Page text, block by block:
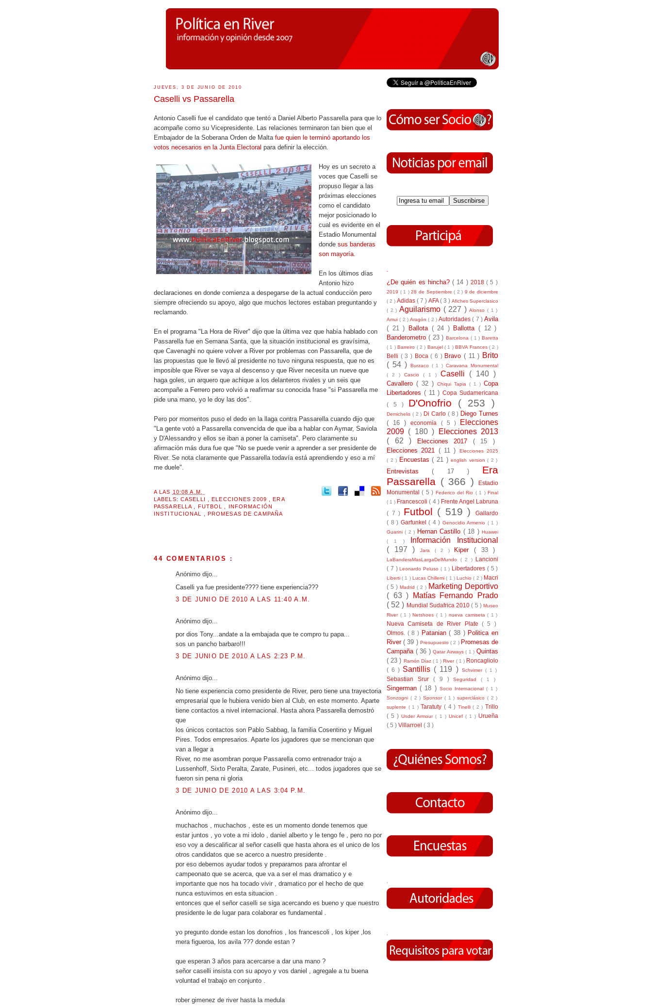
JUEVES, 3 DE JUNIO DE 2010
Caselli vs Passarella
Antonio Caselli fue el candidato que tentó a Daniel Alberto Passarella para que lo
acompañe como su Vicepresidente. Las relaciones terminaron tan bien que el
Embajador de la Soberana Orden de Malta fue quien le terminó aportando los
votos necesarios en la JuntaElectoral para definir la elección.
Hoy es un secreto a
voces que Caselli se
propuso llegar a las
próximas elecciones
como el candidato
mejor posicionado lo
cual es evidente en el
Estadio Monumental
donde sus banderas
son mayoría.
En los últimos días
Antonio hizo
declaraciones en donde comienza a despegarse de la actual conducción pero
siempre ofreciendo su apoyo, algo que muchos lectores estaban preguntando y
reclamando.
En el programa "La Hora de River" dijo que la última vez que había hablado con
Passarella fue en Semana Santa, que la situación institucional es gravísima,
que Cavenaghi no quiere volver a River por problemas con Passarella, que de
las propuestas que le llevó al presidente no tuvo ninguna respuesta, que no es
imposible que River se vaya al descenso y que River necesita un nueve que
haga goles, un arquero que achique a los delanteros rivales y un seis que
acompañe a Ferrero pero volvió a reafirmar su conocida frase "si Passarella me
pide una mano, yo le doy las dos".
Pero por momentos puso el dedo en la llaga contra Passarella cuando dijo que
"La gente votó a Passarella convencida de que iba a hablar con Aymar, Saviola
y D'Alessandro y ellos se iban a poner la camiseta". Pero claramente su
afirmación más dura fue que "No se puede venir a aprender a ser presidente de
River. Se nota claramente que Passarella todavía está aprendiendo y eso a mí
me duele".
A LAS 10:08 A.M.
LABELS: CASELLI ,ELECCIONES 2009 ,ERA
PASSARELLA
FUTBOL
INFORMACIÓN
INSTITUCIONAL
PROMESAS DE CAMPAÑA
44 COMENTARIOS :
Anónimo dijo...
Caselli ya fue presidente???? tiene experiencia???
3 DE JUNIO DE 2010 A LAS 11:40 A.M.
Anónimo dijo...
por dios Tony...andate a la embajada que te compro tu papa...
sos un pancho barbaro!!!
3 DE JUNIO DE 2010 A LAS 2:23 P.M.
Anónimo dijo...
No tiene experiencia como presidente de River, pero tiene una trayectoria
empresarial que le hubiera venido bien al Club, en este momento. Aparte
tiene contactos a nivel internacional. Hasta ahora Passarella demostró
que
los únicos contactos son Pablo Sabbag, la familia Cosentino y Miguel
Pires. Todos empresarios. Aparte los jugadores que se mencionan que
van a llegar a
River, no me asombran porque Passarella como entrenador trajo a
Lussenhoff, Sixto Peralta, Zarate, Pusineri, etc... todos jugadores que se
fueron sin pena ni gloria
3 DE JUNIO DE 2010 A LAS 3:04 P.M.
Anónimo dijo...
muchachos , muchachos , este es un momento donde tenemos que
estar juntos , yo vote a mi idolo , daniel alberto y le tengo fe , pero no por
eso voy a descalificar al señor caselli que hasta ahora es el unico de los
otros candidatos que se acerco a nuestro presidente .
por eso debemos ayudar todos y prepararnos para afrontar el
campeonato que se acerca, que va a ser el mas dramatico y e
importante que nos ha tocado vivir , dramatico por el hecho de que
nunca estuvimos en esta situacion .
entonces que el señor caselli se siga acercando es bueno y que nuestro
presidente le de lugar para colaborar es fundamental .
yo pregunto donde estan los donofrios , los francescoli , los kiper ,los
mera figueroa, los avila ??? donde estan ?
que esperan 3 años para acercarse a dar una mano ?
señor caselli insista con su apoyo y vos daniel , agregale a tu buena
voluntad el trabajo en conjunto .
rober gimenez de river hasta la medula
-
¿De quién es hincha?( 14 ) 2018( 5 )
2019 ( 1 )28 de Septiembre( 2 ) 9 de diciembre
( 2 ) Adidas ( 7 ) AFA( 3 ) Afiches Superclasico
( 2 ) Aguilarismo ( 227 )Alonso( 1 )
Amui( 2 ) Aragón( 2 ) Autoridades( 7 ) Avila
( 21 )
Ballota ( 24 ) Ballotta( 12 )
Banderometro ( 23 ) Barcelona ( 1 ) Baretta
( 1 )Barreiro ( 2 ) Barujel ( 1 )BBVA Frances ( 2 )
Belli ( 3 ) Boca( 6 ) Bravo( 11 ) Brito
( 54 )
Burzaco ( 1 )Caravana Monumental
( 2 ) Cascio ( 1 ) Caselli ( 140 )
Cavallero ( 32 ) Chiqui Tapia ( 1 ) Copa
Libertadores ( 11 )Copa Sudamericana
( 5 ) D'Onofrio ( 253 )
Demichelis ( 2 ) Di Carlo ( 8 ) Diego Turnes
( 16 )economía ( 5 )
Elecciones
2009 ( 180 )
Elecciones 2013
( 62 )
Elecciones 2017 ( 15 )
Elecciones 2021 ( 11 )
Elecciones 2025
( 2 )
Encuestas( 21 )english version( 2 )
Entrevistas( 17 ) Era
Passarella ( 366 )
Estadio
Monumental( 5 ) Federico del Rio ( 1 )Final
( 1 ) Francescoli( 4 ) Frente Angel Labruna
( 7 ) Futbol ( 519 )Gallardo
( 8 ) Garfunkel ( 4 ) Genocidio Armenio ( 1 )
Guarini( 2 ) Hernan Castillo ( 18 )Huawei
( 1 )
Información Institucional
( 197 )
Jara ( 2 ) Kiper( 33 )
LaBanderaMasLargaDelMundo ( 2 ) Lancioni
( 7 )Leonardo Peluso ( 1 ) Libertadores ( 5 )
Liberti( 1 ) Lucas Chillemi( 1 )Luchio( 2 ) Macri
( 5 ) Madrid ( 2 ) Marketing Deportivo
( 63 )
Matías Fernando Prado
( 52 ) Mundial Sudafrica 2010( 5 )Museo
River ( 1 )Netshoes( 1 ) nueva camiseta( 1 )
Nueva Camiseta de River Plate ( 5 )
Olmos. ( 8 ) Patanian( 38 ) Politica en
River( 39 ) Presupuesto( 2 ) Promesas de
Campaña ( 36 )Qatar Airways( 1 )Quintas
( 23 ) Ramón Díaz ( 1 )River ( 1 ) Roncagliolo
( 6 ) Santillis ( 119 ) Schvimer ( 1 )
Sebastian Srur ( 9 )Seguridad( 1 )
Singerman( 18 ) Socio Internacional( 1 )
Sonzogni ( 2 ) Sponsor ( 1 ) superclásico ( 2 )
suplente ( 1 ) Taratuty ( 4 ) Tinelli( 2 ) Trillo
( 5 )Under Armour( 1 ) Unicef ( 1 ) Urueña
( 5 ) Villarroel ( 3 )